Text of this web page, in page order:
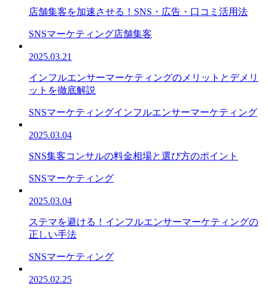
店舗集客を加速させる！SNS・広告・口コミ活用法
SNSマーケティング店舗集客
2025.03.21
インフルエンサーマーケティングのメリットとデメリ
ットを徹底解説
SNSマーケティングインフルエンサーマーケティング
2025.03.04
SNS集客コンサルの料金相場と選び方のポイント
SNSマーケティング
2025.03.04
ステマを避ける！インフルエンサーマーケティングの
正しい手法
SNSマーケティング
2025.02.25